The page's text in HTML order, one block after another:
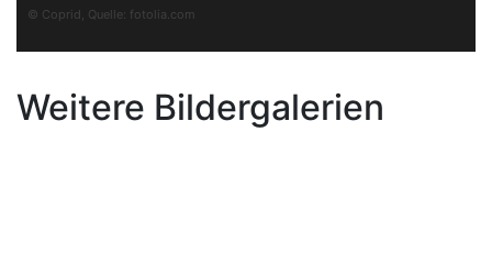
© Coprid, Quelle: fotolia.com
Weitere Bildergalerien